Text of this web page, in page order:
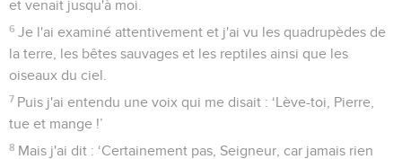
et venait jusqu'à moi.
6 Je l'ai examiné attentivement et j'ai vu les quadrupèdes de
la terre, les bêtes sauvages et les reptiles ainsi que les
oiseaux du ciel.
7 Puis j'ai entendu une voix qui me disait : ‘Lève-toi, Pierre,
tue et mange !’
8 Mais j'ai dit : ‘Certainement pas, Seigneur, car jamais rien